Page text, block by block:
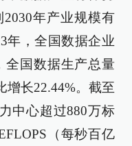
年产业规模有
年，全国数据企业
全国数据生产总量
增长22.44%。截至
中心超过880万标
（每秒百亿